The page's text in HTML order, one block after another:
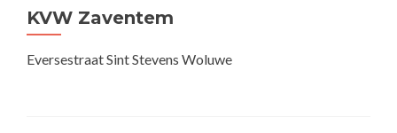
KVW Zaventem
Eversestraat Sint Stevens Woluwe